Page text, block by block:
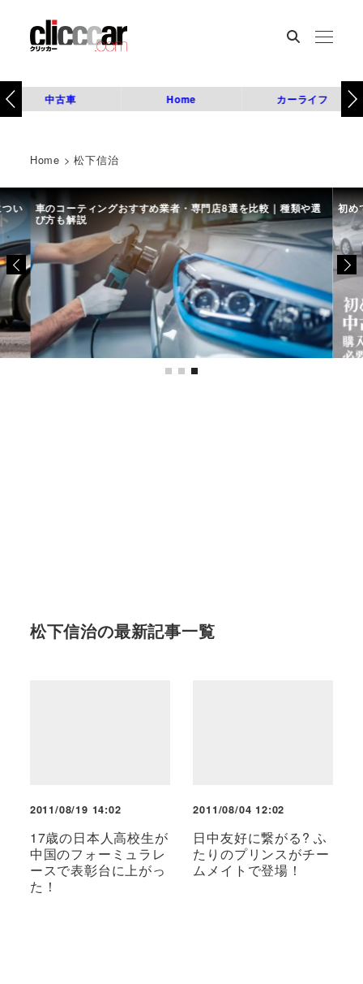
中古車 Home カーライフ
Home >松下信治
い 車のコーティングおすすめ業者・専門店8選を比較｜種類や選
び方も解説
初め
松下信治の最新記事一覧
2011/08/19 14:02
17歳の日本人高校生が
中国のフォーミュラレ
ースで表彰台に上がっ
た！
2011/08/04 12:02
日中友好に繋がる? ふ
たりのプリンスがチー
ムメイトで登場！